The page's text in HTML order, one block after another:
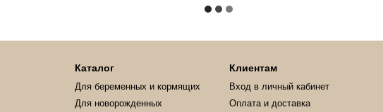
Каталог
Для беременных и кормящих
Для новорожденных
Клиентам
Вход в личный кабинет
Оплата и доставка